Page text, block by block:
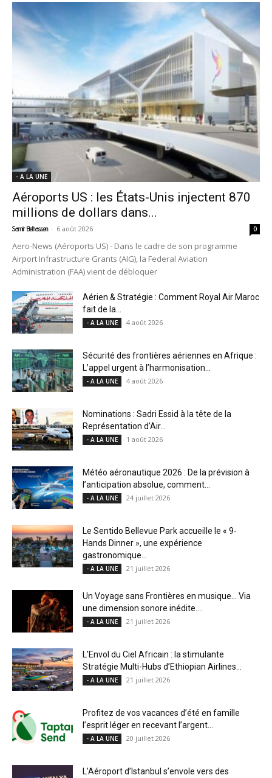
- A LA UNE
Aéroports US : les États-Unis injectent 870
millions de dollars dans...
Samir Belhassen - 6 août 2026 0
Aero-News (Aéroports US) - Dans le cadre de son programme
Airport Infrastructure Grants (AIG), la Federal Aviation
Administration (FAA) vient de débloquer
Aérien & Stratégie : Comment Royal Air Maroc
fait de la...
- A LA UNE 4 août 2026
Sécurité des frontières aériennes en Afrique :
L’appel urgent à l’harmonisation...
- A LA UNE 4 août 2026
Nominations : Sadri Essid à la tête de la
Représentation d’Air...
- A LA UNE 1 août 2026
Météo aéronautique 2026 : De la prévision à
l’anticipation absolue, comment...
- A LA UNE 24 juillet 2026
Le Sentido Bellevue Park accueille le « 9-
Hands Dinner », une expérience
gastronomique...
- A LA UNE 21 juillet 2026
Un Voyage sans Frontières en musique… Via
une dimension sonore inédite....
- A LA UNE 21 juillet 2026
L’Envol du Ciel Africain : la stimulante
Stratégie Multi-Hubs d’Ethiopian Airlines...
- A LA UNE 21 juillet 2026
Profitez de vos vacances d’été en famille
l’esprit léger en recevant l’argent...
- A LA UNE 20 juillet 2026
L’Aéroport d’Istanbul s’envole vers des